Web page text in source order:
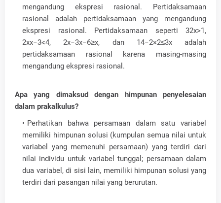
mengandung ekspresi rasional. Pertidaksamaan
rasional adalah pertidaksamaan yang mengandung
ekspresi rasional. Pertidaksamaan seperti 32x>1,
2xx−3<4, 2x−3x−6≥x, dan 14−2×2≤3x adalah
pertidaksamaan rasional karena masing-masing
mengandung ekspresi rasional.
Apa yang dimaksud dengan himpunan penyelesaian
dalam prakalkulus?
Perhatikan bahwa persamaan dalam satu variabel
memiliki himpunan solusi (kumpulan semua nilai untuk
variabel yang memenuhi persamaan) yang terdiri dari
nilai individu untuk variabel tunggal; persamaan dalam
dua variabel, di sisi lain, memiliki himpunan solusi yang
terdiri dari pasangan nilai yang berurutan.